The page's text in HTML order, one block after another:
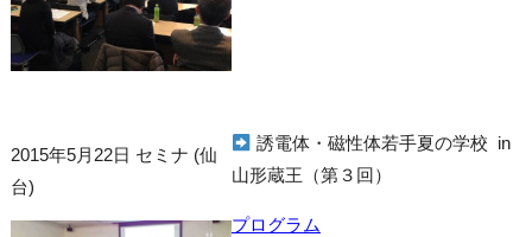
2015年5月22日 セミナ (仙
台)
誘電体・磁性体若手夏の学校 in
山形蔵王（第３回）
プログラム